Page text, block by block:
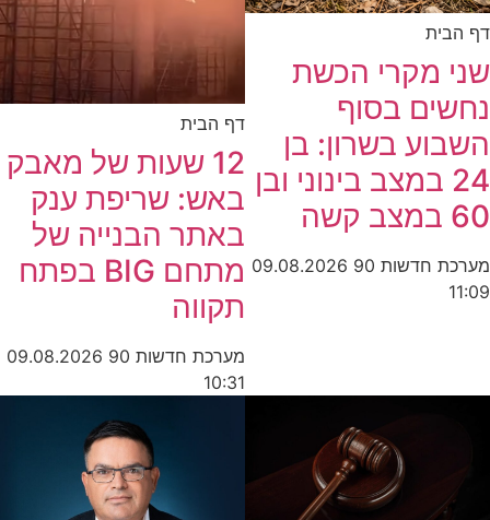
דף הבית
שני מקרי הכשת
נחשים בסוף
השבוע בשרון: בן
24 במצב בינוני ובן
60 במצב קשה
מערכת חדשות 90
09.08.2026
11:09
דף הבית
12 שעות של מאבק
באש: שריפת ענק
באתר הבנייה של
מתחם BIG בפתח
תקווה
מערכת חדשות 90
09.08.2026
10:31